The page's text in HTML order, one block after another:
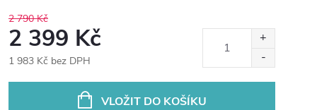
2 790 Kč
2 399 Kč
1 983 Kč bez DPH
VLOŽIT DO KOŠÍKU